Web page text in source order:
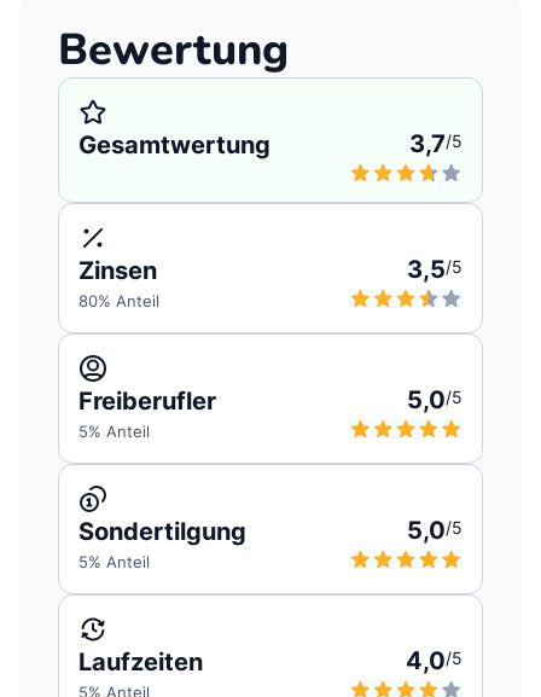
Bewertung
Gesamtwertung 3,7/5
Zinsen 3,5/5
80% Anteil
Freiberufler 5,0/5
5% Anteil
Sondertilgung 5,0/5
5% Anteil
Laufzeiten 4,0/5
5% Anteil